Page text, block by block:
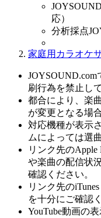
応）
分析採点
家庭用カラオケ
刷行為を禁止し
都合により、楽
が変更となる場
対応機種が表示
ムによっては選
リンク先のApple
や楽曲の配信状
確認ください。
リンク先の
を十分にご確認
YouTube動画の